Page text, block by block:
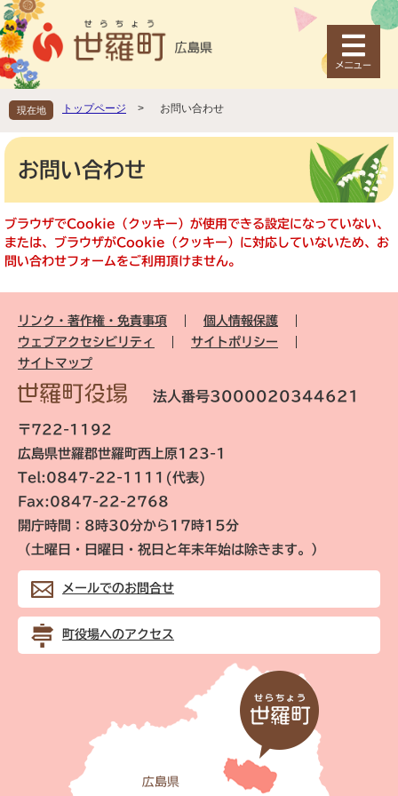
ペ
ー
ジ
の
頭
で
す
メ
ニ
ュ
ー
飛
ば
し
現在地 トップページ > お問い合わせ
本
お問い合わせ
ブラウザでCookie（クッキー）が使用できる設定になっていない、
または、ブラウザがCookie（クッキー）に対応していないため、お
問い合わせフォームをご利用頂けません。
リンク・著作権・免責事項
個人情報保護
ウェブアクセシビリティ
サイトポリシー
サイトマップ
法人番号3000020344621
〒722-1192
広島県世羅郡世羅町西上原123-1
Tel:0847-22-1111(代表)
Fax:0847-22-2768
開庁時間：8時30分から17時15分
（土曜日・日曜日・祝日と年末年始は除きます。）
メールでのお問合せ
町役場へのアクセス